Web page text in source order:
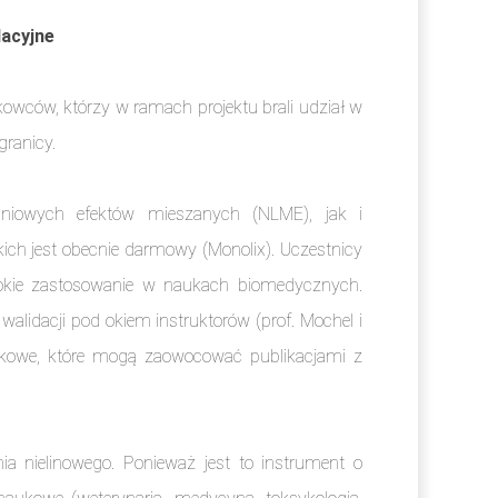
którzy w ramach projektu brali udział w
efektów mieszanych (NLME), jak i
jest obecnie darmowy (Monolix). Uczestnicy
zastosowanie w naukach biomedycznych.
pod okiem instruktorów (prof. Mochel i
które mogą zaowocować publikacjami z
nielinowego. Ponieważ jest to instrument o